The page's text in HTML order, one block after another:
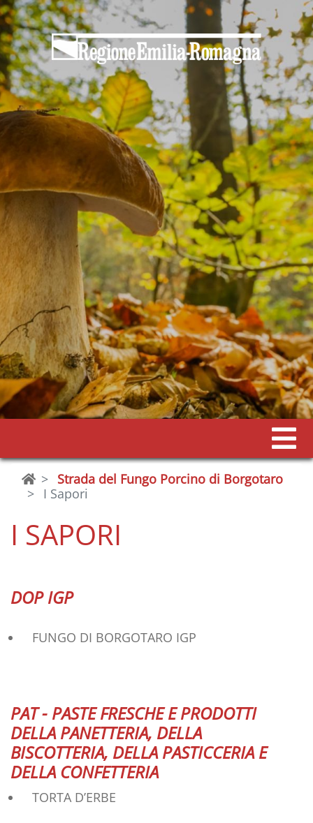
Strada del Fungo Porcino di Borgotaro
I Sapori
I SAPORI
DOP IGP
FUNGO DI BORGOTARO IGP
PAT - PASTE FRESCHE E PRODOTTI
DELLA PANETTERIA, DELLA
BISCOTTERIA, DELLA PASTICCERIA E
DELLA CONFETTERIA
TORTA D’ERBE